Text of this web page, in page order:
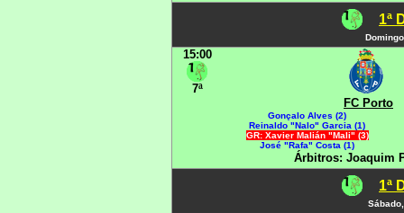
1ª
15:00
7ª
FC Porto
Gonçalo Alves (2)
Reinaldo "Nalo" Garcia (1)
GR: Xavier Malián "Mali" (3)
José "Rafa" Costa (1)
Árbitros: Joaquim
1ª